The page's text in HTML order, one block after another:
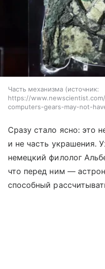
Часть механизма
источник:
https://
computers-gears-may-not-
Сразу стало ясно: это
и не часть украшения.
немецкий филолог
что перед ним —
способный